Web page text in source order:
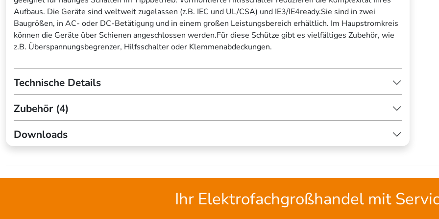
Aufbaus. Die Geräte sind weltweit zugelassen (z.B. IEC und UL/CSA) und IE3/IE4ready.Sie sind in zwei
Baugrößen, in AC- oder DC-Betätigung und in einem großen Leistungsbereich erhältlich. Im Haupstromkreis
können die Geräte über Schienen angeschlossen werden.Für diese Schütze gibt es vielfältiges Zubehör, wie
z.B. Überspannungsbegrenzer, Hilfsschalter oder Klemmenabdeckungen.
Technische Details
Zubehör (4)
Downloads
Ihr Elektrofachgroßhandel mit